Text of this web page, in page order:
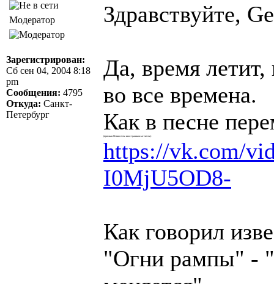
Модератор
Зарегистрирован:
Сб сен 04, 2004 8:18
pm
Сообщения: 4795
Откуда: Санкт-
Петербург
Здравствуйте,
Да, время летит,
во все времена.
Как в песне
(признан Минюстом иноcтранным агентом)
https://vk.com/
I0MjU5OD8-
Как говорил
"Огни рампы" -